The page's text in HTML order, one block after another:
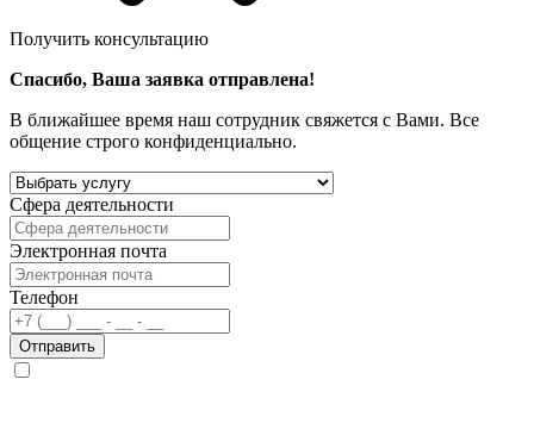
Получить консультацию
Спасибо, Ваша заявка отправлена!
В ближайшее время наш сотрудник свяжется с Вами. Все
общение строго конфиденциально.
Сфера деятельности
Электронная почта
Телефон
Отправить